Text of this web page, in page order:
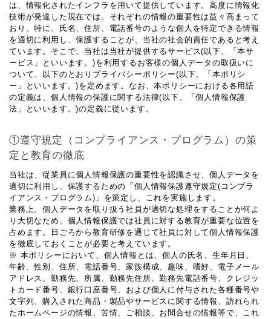
は、情報化されたインフラを用いて提供しています。高度に情報化
技術が発達した現在では、それぞれの情報の重要性は益々高まって
おり、特に、氏名、住所、電話番号のような個人を特定できる情報
を適切に利用し、保護することが、当社の社会的責任であると考え
ています。そこで、当社は当社が提供するサービス(以下、「本サ
ービス」といいます。)を利用するお客様の個人データの取扱いに
ついて、以下のとおりプライバシーポリシー(以下、「本ポリシ
ー」といいます。)を定めます。なお、本ポリシーにおける各用語
の定義は、個人情報の保護に関する法律(以下、「個人情報保護
法」といいます。)の定義に従います。
①遵守規定（コンプライアンス・プログラム）の策
定と教育の徹底
当社は、従業員に個人情報保護の重要性を認識させ、個人データを
適切に利用し、保護するための「個人情報保護遵守規定(コンプラ
イアンス・プログラム)」を策定し、これを実施します。
業務上、個人データを取り扱う社員が適切な処理をすることが何よ
り大切なため、個人情報保護では社員に対する教育が重要な位置を
占めます。日ごろから教育研修を通じて社員に対して個人情報保護
を徹底しておくことが必要と考えています。
※ 本ポリシーにおいて、個人情報とは、個人の氏名、生年月日、
年齢、性別、住所、電話番号、家族構成、趣味、嗜好、電子メール
アドレス、勤務先、所属、勤務先住所、勤務先電話番号、クレジッ
トカード番号、銀行口座番号、および個人に付与された各種番号や
文字列、購入された商品・製品やサービスに関する情報、訪れられ
たホームページの情報、苦情、ご相談、お問合せの情報等で、これ